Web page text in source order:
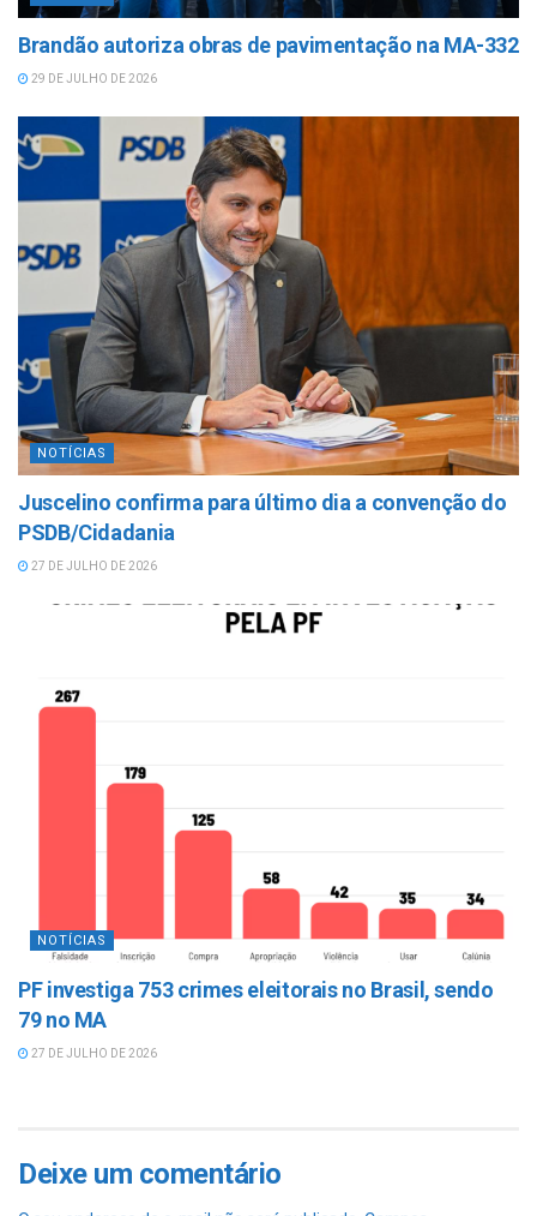
Brandão autoriza obras de pavimentação na MA-332
29 DE JULHO DE 2026
NOTÍCIAS
Juscelino confirma para último dia a convenção do
PSDB/Cidadania
27 DE JULHO DE 2026
NOTÍCIAS
PF investiga 753 crimes eleitorais no Brasil, sendo
79 no MA
27 DE JULHO DE 2026
Deixe um comentário